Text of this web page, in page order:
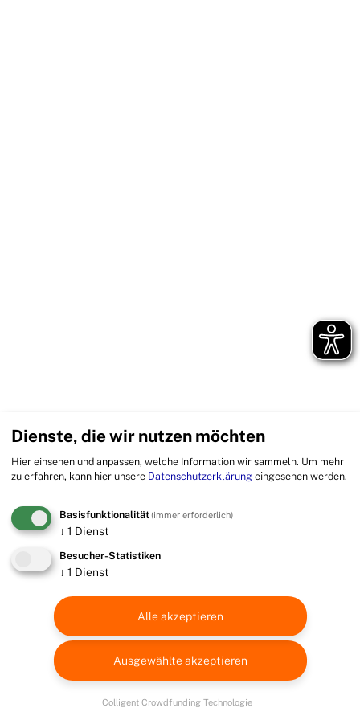
Dienste, die wir nutzen möchten
Hier einsehen und anpassen, welche Information wir sammeln. Um mehr
zu erfahren, kann hier unsere Datenschutzerklärung eingesehen werden.
Basisfunktionalität(immer erforderlich)
↓ 1 Dienst
Besucher-Statistiken
↓ 1 Dienst
Ausgewählte akzeptieren
Alle akzeptieren
Colligent Crowdfunding Technologie